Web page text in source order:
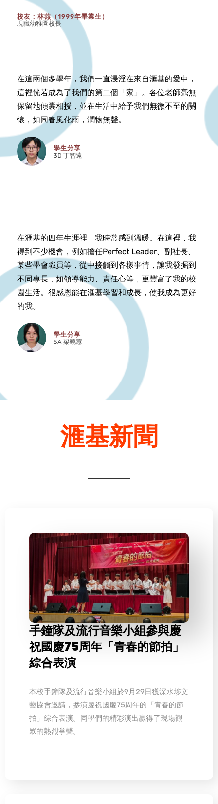
校友：林燕（1999年畢業生）
現職幼稚園校長
在這兩個多學年，我們一直浸淫在來自滙基的愛中，
這裡恍若成為了我們的第二個「家」。各位老師毫無
保留地傾囊相授，並在生活中給予我們無微不至的關
懷，如同春風化雨，潤物無聲。
學生分享
3D 丁智遠
在滙基的四年生涯裡，我時常感到溫暖。在這裡，我
得到不少機會，例如擔任Perfect Leader、副社長、
某些學會職員等，從中接觸到各樣事情，讓我發掘到
不同專長，如領導能力、責任心等，更豐富了我的校
園生活。很感恩能在滙基學習和成長，使我成為更好
的我。
學生分享
5A 梁曉蕙
滙基新聞
手鐘隊及流行音樂小組參與慶
祝國慶75周年「青春的節拍」
綜合表演
本校手鐘隊及流行音樂小組於9月29日獲深水埗文
藝協會邀請，參演慶祝國慶75周年的「青春的節
拍」綜合表演。同學們的精彩演出贏得了現場觀
眾的熱烈掌聲。